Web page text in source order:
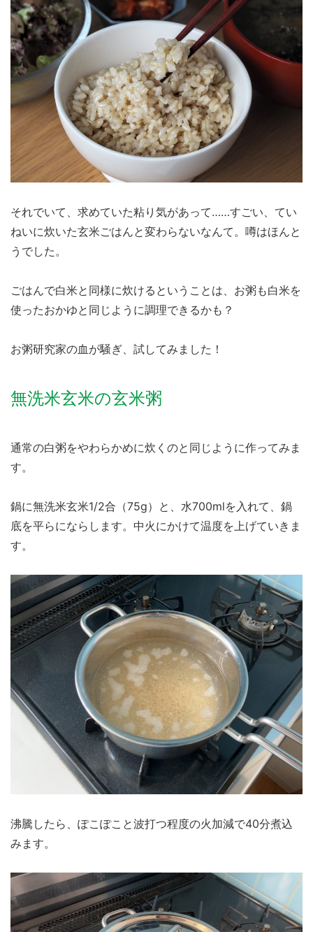
それでいて、求めていた粘り気があって……すごい、てい
ねいに炊いた玄米ごはんと変わらないなんて。噂はほんと
うでした。
ごはんで白米と同様に炊けるということは、お粥も白米を
使ったおかゆと同じように調理できるかも？
お粥研究家の血が騒ぎ、試してみました！
無洗米玄米の玄米粥
通常の白粥をやわらかめに炊くのと同じように作ってみま
す。
鍋に無洗米玄米1/2合（75g）と、水700mlを入れて、鍋
底を平らにならします。中火にかけて温度を上げていきま
す。
沸騰したら、ぽこぽこと波打つ程度の火加減で40分煮込
みます。